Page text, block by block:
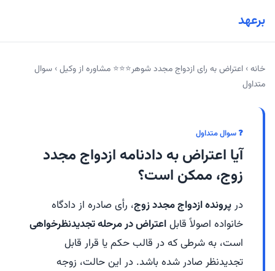
برعهد
خانه› اعتراض به رای ازدواج مجدد شوهر⭐⭐⭐ مشاوره از وکیل› سوال
متداول
❓ سوال متداول
آیا اعتراض به دادنامه ازدواج مجدد
زوج، ممکن است؟
در پرونده ازدواج مجدد زوج، رأی صادره از دادگاه
خانواده اصولاً قابلاعتراض در مرحله تجدیدنظرخواهی
است، به شرطی که در قالب حکم یا قرار قابل
تجدیدنظر صادر شده باشد. در این حالت، زوجه